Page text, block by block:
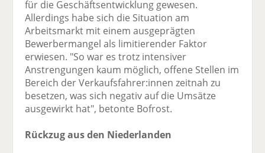
für die Geschäftsentwicklung gewesen.
Allerdings habe sich die Situation am
Arbeitsmarkt mit einem ausgeprägten
Bewerbermangel als limitierender Faktor
erwiesen. "So war es trotz intensiver
Anstrengungen kaum möglich, offene Stellen im
Bereich der Verkaufsfahrer:innen zeitnah zu
besetzen, was sich negativ auf die Umsätze
ausgewirkt hat", betonte Bofrost.
Rückzug aus den Niederlanden